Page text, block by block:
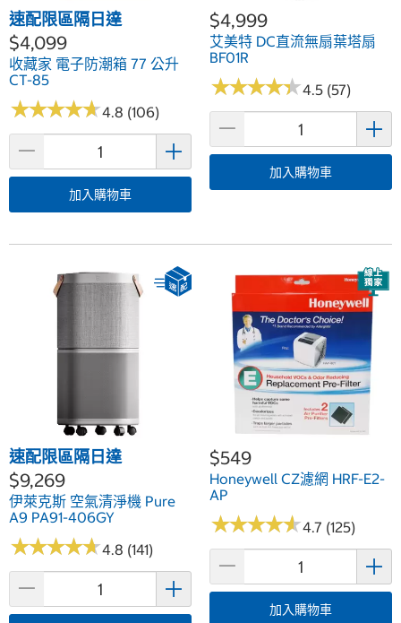
速配限區隔日達
$4,099
收藏家 電子防潮箱 77 公升
CT-85
★★★★★
★★★★★4.8 (106)
加入購物車
$4,999
艾美特 DC直流無扇葉塔扇
BF01R
★★★★★
★★★★★4.5 (57)
加入購物車
速配限區隔日達
$9,269
伊萊克斯 空氣清淨機 Pure
A9 PA91-406GY
★★★★★
★★★★★4.8 (141)
$549
Honeywell CZ濾網 HRF-E2-
AP
★★★★★
★★★★★4.7 (125)
加入購物車